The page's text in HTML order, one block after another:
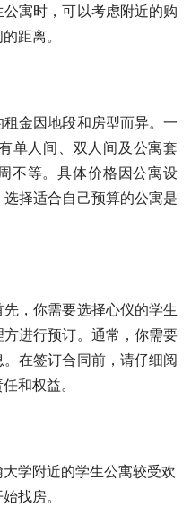
寓时，可以考虑附近的购
距离。
金因地段和房型而异。一
单人间、双人间及公寓套
不等。具体价格因公寓设
择适合自己预算的公寓是
，你需要选择心仪的学生
进行预订。通常，你需要
在签订合同前，请仔细阅
和权益。
学附近的学生公寓较受欢
找房。